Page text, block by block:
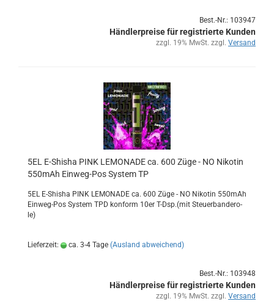
Best.-Nr.: 103947
Händlerpreise für registrierte Kunden
zzgl. 19% MwSt. zzgl. Versand
5EL E-​Shi­sha PINK LE­MO­NA­DE ca. 600 Züge - NO Ni­ko­tin
550mAh Einweg-​​Pos Sys­tem TP
5EL E-​Shisha PINK LE­MO­NA­DE ca. 600 Züge - NO Ni­ko­tin 550mAh
Einweg-​Pos Sys­tem TPD kon­form 10er T-Dsp.(mit Steu­er­ban­de­ro­
le)
Lieferzeit: ca. 3-4 Tage (Ausland abweichend)
Best.-Nr.: 103948
Händlerpreise für registrierte Kunden
zzgl. 19% MwSt. zzgl. Versand